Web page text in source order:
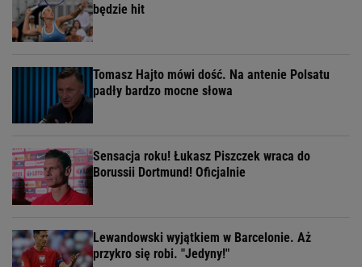
będzie hit
Tomasz Hajto mówi dość. Na antenie Polsatu
padły bardzo mocne słowa
Sensacja roku! Łukasz Piszczek wraca do
Borussii Dortmund! Oficjalnie
Lewandowski wyjątkiem w Barcelonie. Aż
przykro się robi. "Jedyny!"